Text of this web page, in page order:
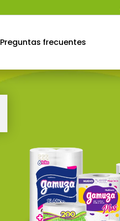
Preguntas frecuentes